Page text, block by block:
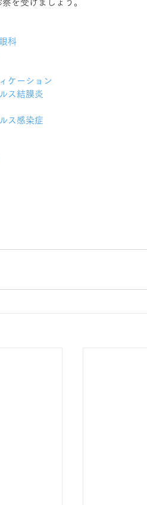
を受けましょう。
科
ケーション
ス結膜炎
ス感染症